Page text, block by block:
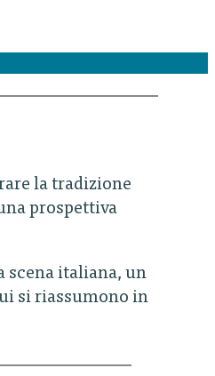
la tradizione
prospettiva
scena italiana, un
si riassumono in